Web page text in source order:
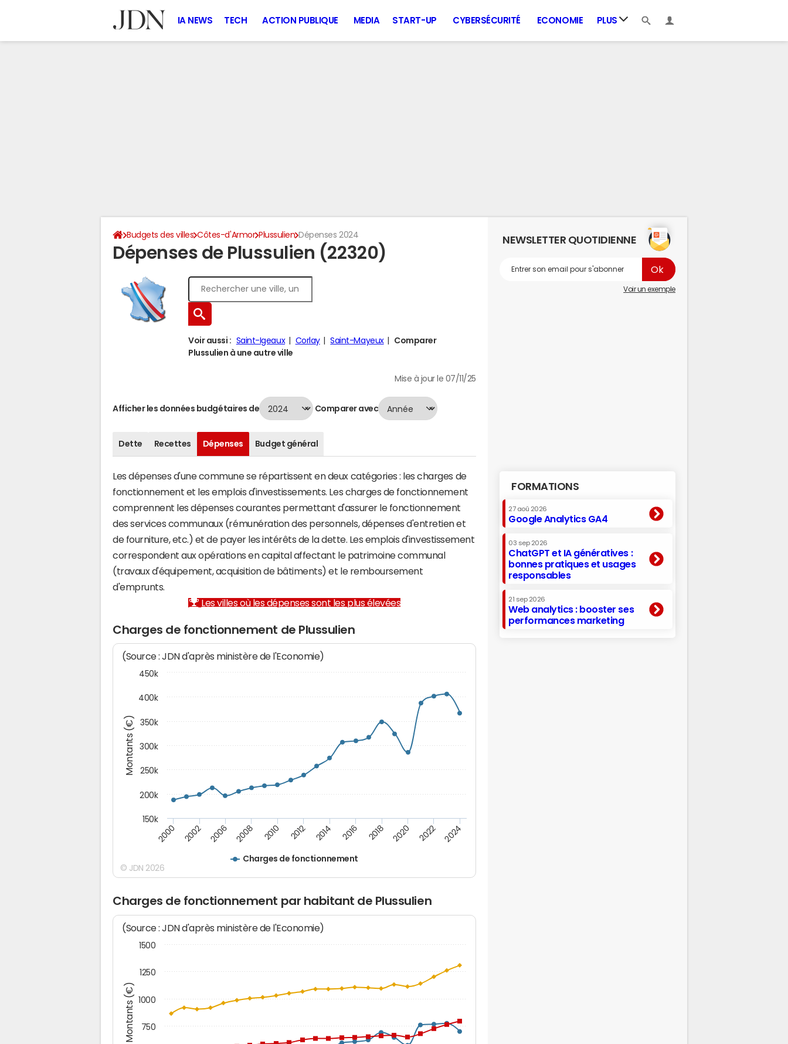
IA NEWS TECH ACTION PUBLIQUE MEDIA START-UP CYBERSÉCURITÉ ECONOMIE PLUS
Budgets des villes Côtes-d'Armor Plussulien Dépenses 2024
Dépenses de Plussulien (22320)
Voir aussi : Saint-Igeaux Corlay Saint-Mayeux
Comparer
Plussulien à une autre ville
Mise à jour le 07/11/25
Afficher les données budgétaires de Comparer avec
Dette Recettes Dépenses Budget général
Les dépenses d'une commune se répartissent en deux catégories : les charges de
fonctionnement et les emplois d'investissements. Les charges de fonctionnement
comprennent les dépenses courantes permettant d'assurer le fonctionnement
des services communaux (rémunération des personnels, dépenses d'entretien et
de fourniture, etc.) et de payer les intérêts de la dette. Les emplois d'investissement
correspondent aux opérations en capital affectant le patrimoine communal
(travaux d'équipement, acquisition de bâtiments) et le remboursement
d'emprunts.
Les villes où les dépenses sont les plus élevées
Charges de fonctionnement de Plussulien
Montants (€)
(Source : JDN d'après ministère de l'Economie)
Charges de fonctionnement
2000 2002 2006 2008 2010 2012 2014 2016 2018 2020 2022 2024
150k
200k
250k
300k
350k
400k
450k
© JDN 2026
Charges de fonctionnement par habitant de Plussulien
Montants (€)
(Source : JDN d'après ministère de l'Economie)
750
1000
1250
1500
NEWSLETTER QUOTIDIENNE
Voir un exemple
FORMATIONS
27 aoû 2026
Google Analytics GA4
03 sep 2026
ChatGPT et IA génératives :
bonnes pratiques et usages
responsables
21 sep 2026
Web analytics : booster ses
performances marketing